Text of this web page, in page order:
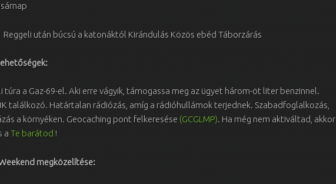
Reggeli után búcsú a katonáktól Kirándulás Közös ebéd Táborzárás
túra a Gaz-69-el. Aki erre vágyik, támogassa meg az ügyet három-öt liter benzinnel.
találkozó. Határtalan rádiózás, amíg a rádióhullámok terjednek. Szabadfoglalkozás,
a környéken. Geocaching pont felkeresése (GCGLMP). Ha még nem aktiváltad, akkor
a Te barátod !
megközelítése: